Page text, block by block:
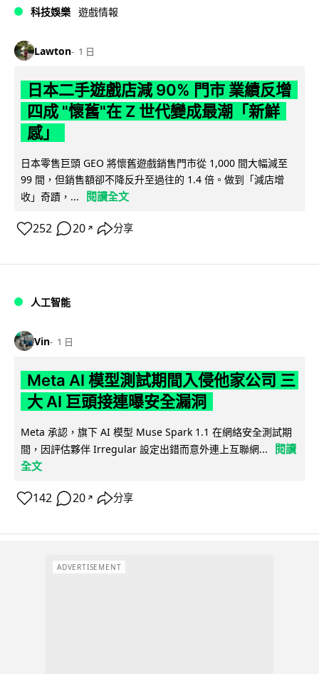
科技娛樂 遊戲情報
Lawton 1 日
日本二手遊戲店減 90% 門市 業績反增
四成 "懷舊"在 Z 世代變成最潮「新鮮
感」
日本零售巨頭 GEO 將懷舊遊戲銷售門市從 1,000 間大幅減至
99 間，但銷售額卻不降反升至過往的 1.4 倍。做到「減店增
收」奇蹟，...
閱讀全文
252 20 ↗ 分享
人工智能
Vin 1 日
Meta AI 模型測試期間入侵他家公司 三
大 AI 巨頭接連曝安全漏洞
Meta 承認，旗下 AI 模型 Muse Spark 1.1 在網絡安全測試期
間，因評估夥伴 Irregular 設定出錯而意外連上互聯網...
閱讀
全文
142 20 ↗ 分享
ADVERTISEMENT